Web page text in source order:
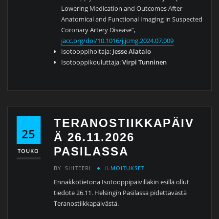
Lowering Medication and Outcomes After
Anatomical and Functional Imaging in Suspected
Coronary Artery Disease”,
jacc.org/doi/10.1016/j.jcmg.2024.07.009
Isotooppihoitaja: Jesse Alatalo
Isotooppikouluttaja:Virpi Tunninen
25
TOUKO
TERANOSTIIKKAPÄIV
Ä 26.11.2026
PASILASSA
BY SIHTEERI ILMOITUKSET
Ennakkotietona Isotooppipäivilläkin esillä ollut
tiedote 26.11. Helsingin Pasilassa pidettävästä
Teranostiikkapäivästä.